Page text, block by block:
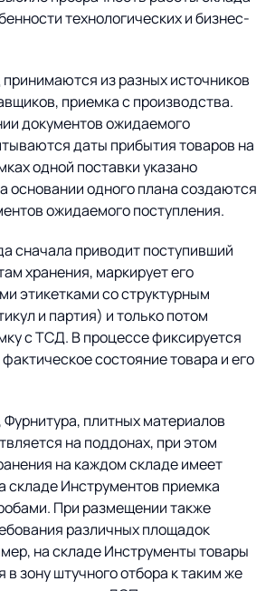
технологических и бизнес-
из разных источников
приемка с производства.
документов ожидаемого
даты прибытия товаров на
одной поставки указано
основании одного плана создаются
ожидаемого поступления.
сначала приводит поступивший
хранения, маркирует его
этикетками со структурным
и партия) и только потом
с ТСД. В процессе фиксируется
состояние товара и его
плитных материалов
на поддонах, при этом
на каждом складе имеет
складе Инструментов приемка
При размещении также
различных площадок
на складе Инструменты товары
зону штучного отбора к таким же